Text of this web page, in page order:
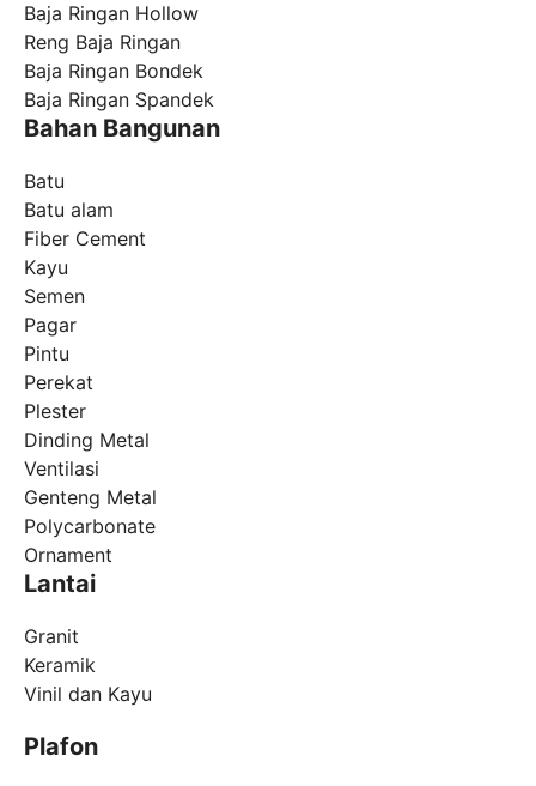
Baja Ringan Hollow
Reng Baja Ringan
Baja Ringan Bondek
Baja Ringan Spandek
Bahan Bangunan
Batu
Batu alam
Fiber Cement
Kayu
Semen
Pagar
Pintu
Perekat
Plester
Dinding Metal
Ventilasi
Genteng Metal
Polycarbonate
Ornament
Lantai
Granit
Keramik
Vinil dan Kayu
Plafon